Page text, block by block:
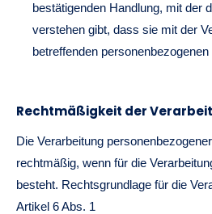
bestätigenden Handlung, mit der
verstehen gibt, dass sie mit der
betreffenden
Rechtmäßigkeit der
Die Verarbeitung
rechtmäßig, wenn für die
besteht. Rechtsgrundlage für die
Artikel 6 Abs. 1